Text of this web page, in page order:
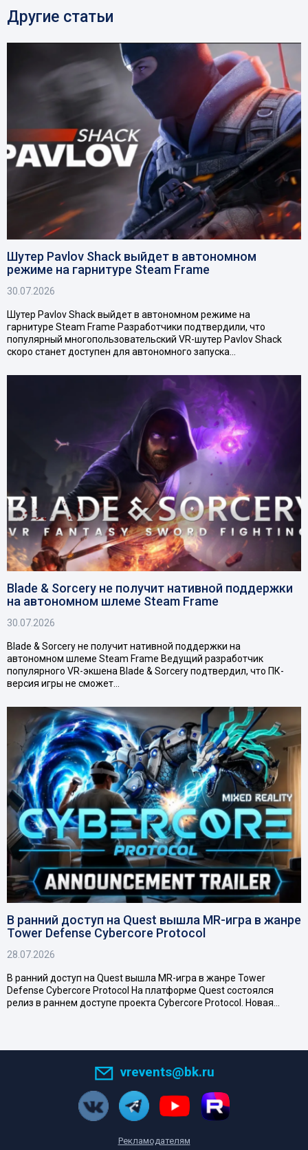
Другие статьи
Шутер Pavlov Shack выйдет в автономном
режиме на гарнитуре Steam Frame
30.07.2026
Шутер Pavlov Shack выйдет в автономном режиме на
гарнитуре Steam Frame Разработчики подтвердили, что
популярный многопользовательский VR-шутер Pavlov Shack
скоро станет доступен для автономного запуска…
Blade & Sorcery не получит нативной поддержки
на автономном шлеме Steam Frame
30.07.2026
Blade & Sorcery не получит нативной поддержки на
автономном шлеме Steam Frame Ведущий разработчик
популярного VR-экшена Blade & Sorcery подтвердил, что ПК-
версия игры не сможет…
В ранний доступ на Quest вышла MR-игра в жанре
Tower Defense Cybercore Protocol
28.07.2026
В ранний доступ на Quest вышла MR-игра в жанре Tower
Defense Cybercore Protocol На платформе Quest состоялся
релиз в раннем доступе проекта Cybercore Protocol. Новая…
vrevents@bk.ru
Рекламодателям